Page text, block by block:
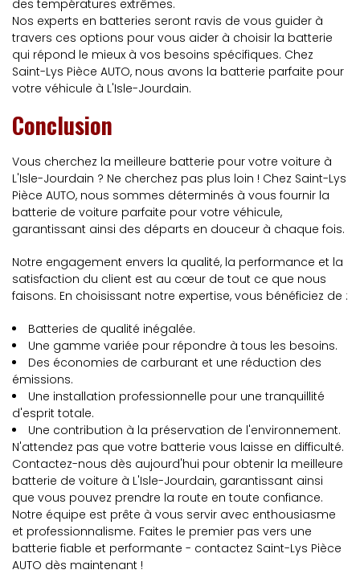
des températures extrêmes.
Nos experts en batteries seront ravis de vous guider à
travers ces options pour vous aider à choisir la batterie
qui répond le mieux à vos besoins spécifiques. Chez
Saint-Lys Pièce AUTO, nous avons la batterie parfaite pour
votre véhicule à L'Isle-Jourdain.
Conclusion
Vous cherchez la meilleure batterie pour votre voiture à
L'Isle-Jourdain ? Ne cherchez pas plus loin ! Chez Saint-Lys
Pièce AUTO, nous sommes déterminés à vous fournir la
batterie de voiture parfaite pour votre véhicule,
garantissant ainsi des départs en douceur à chaque fois.
Notre engagement envers la qualité, la performance et la
satisfaction du client est au cœur de tout ce que nous
faisons. En choisissant notre expertise, vous bénéficiez de :
Batteries de qualité inégalée.
Une gamme variée pour répondre à tous les besoins.
Des économies de carburant et une réduction des
émissions.
Une installation professionnelle pour une tranquillité
d'esprit totale.
Une contribution à la préservation de l'environnement.
N'attendez pas que votre batterie vous laisse en difficulté.
Contactez-nous dès aujourd'hui pour obtenir la meilleure
batterie de voiture à L'Isle-Jourdain, garantissant ainsi
que vous pouvez prendre la route en toute confiance.
Notre équipe est prête à vous servir avec enthousiasme
et professionnalisme. Faites le premier pas vers une
batterie fiable et performante - contactez Saint-Lys Pièce
AUTO dès maintenant !